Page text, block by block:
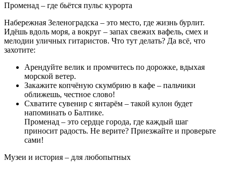
Променад – где бьётся пульс курорта
Набережная Зеленоградска – это место, где жизнь бурлит.
Идёшь вдоль моря, а вокруг – запах свежих вафель, смех и
мелодии уличных гитаристов. Что тут делать? Да всё, что
захотите:
Арендуйте велик и промчитесь по дорожке, вдыхая
морской ветер.
Закажите копчёную скумбрию в кафе – пальчики
оближешь, честное слово!
Схватите сувенир с янтарём – такой кулон будет
напоминать о Балтике.
Променад – это сердце города, где каждый шаг
приносит радость. Не верите? Приезжайте и проверьте
сами!
Музеи и история – для любопытных